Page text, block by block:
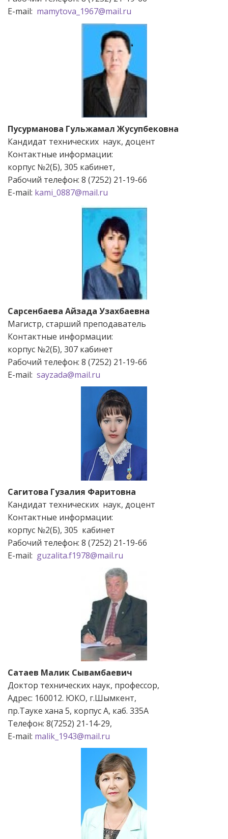
Е-mail: mamytova_1967@mail.ru
Пусурманова Гульжамал Жусупбековна
Кандидат технических наук, доцент
Контактные информации:
корпус №2(Б), 305 кабинет,
Рабочий телефон: 8 (7252) 21-19-66
Е-mail: kami_0887@mail.ru
Сарсенбаева Айзада Узахбаевна
Магистр, старший преподаватель
Контактные информации:
корпус №2(Б), 307 кабинет
Рабочий телефон: 8 (7252) 21-19-66
Е-mail: sayzada@mail.ru
Сагитова Гузалия Фаритовна
Кандидат технических наук, доцент
Контактные информации:
корпус №2(Б), 305 кабинет
Рабочий телефон: 8 (7252) 21-19-66
Е-mail: guzalita.f1978@mail.ru
Сатаев Малик Сывамбаевич
Доктор технических наук, профессор,
Адрес: 160012. ЮКО, г.Шымкент,
пр.Тауке хана 5, корпус А, каб. 335А
Телефон: 8(7252) 21-14-29,
Е-mail: malik_1943@mail.ru